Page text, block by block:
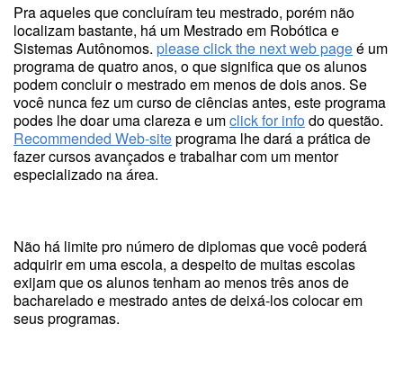
Pra aqueles que concluíram teu mestrado, porém não
localizam bastante, há um Mestrado em Robótica e
Sistemas Autônomos. please click the next web pageé um
programa de quatro anos, o que significa que os alunos
podem concluir o mestrado em menos de dois anos. Se
você nunca fez um curso de ciências antes, este programa
podes lhe doar uma clareza e umclick for infodo questão.
Recommended Web-siteprograma lhe dará a prática de
fazer cursos avançados e trabalhar com um mentor
especializado na área.
Não há limite pro número de diplomas que você poderá
adquirir em uma escola, a despeito de muitas escolas
exijam que os alunos tenham ao menos três anos de
bacharelado e mestrado antes de deixá-los colocar em
seus programas.